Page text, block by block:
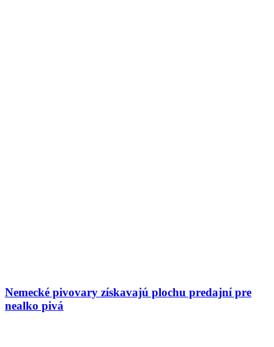
Nemecké pivovary získavajú plochu predajní pre
nealko pivá